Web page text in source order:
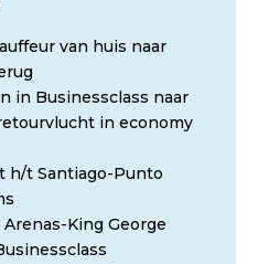
van huis naar
in Businessclass naar
in economy
h/t Santiago-Punto
King George